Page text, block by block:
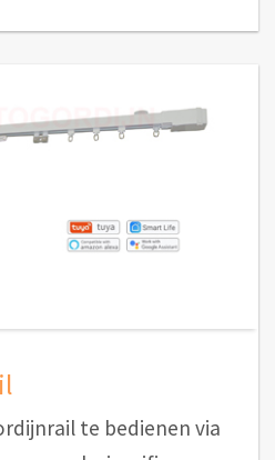
te bedienen via